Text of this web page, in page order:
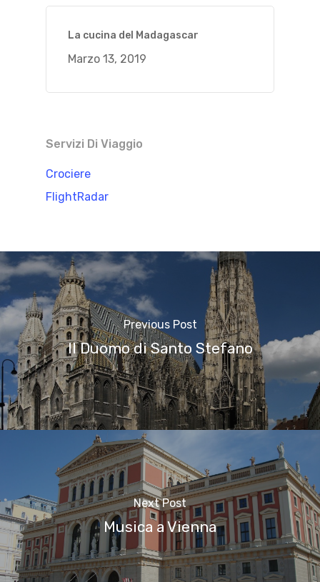
La cucina del Madagascar
Marzo 13, 2019
Servizi Di Viaggio
Crociere
FlightRadar
Previous Post
Il Duomo di Santo Stefano
Next Post
Musica a Vienna